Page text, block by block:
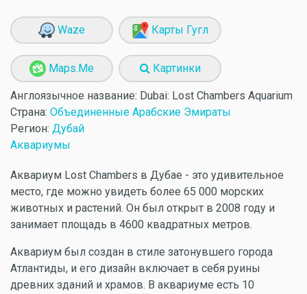
Waze Карты Гугл
Maps.Me Картинки
Англоязычное название: Dubai: Lost Chambers Aquarium
Страна: Объединенные Арабские Эмираты
Регион: Дубай
Аквариумы
Аквариум Lost Chambers в Дубае - это удивительное
место, где можно увидеть более 65 000 морских
животных и растений. Он был открыт в 2008 году и
занимает площадь в 4600 квадратных метров.
Аквариум был создан в стиле затонувшего города
Атлантиды, и его дизайн включает в себя руины
древних зданий и храмов. В аквариуме есть 10